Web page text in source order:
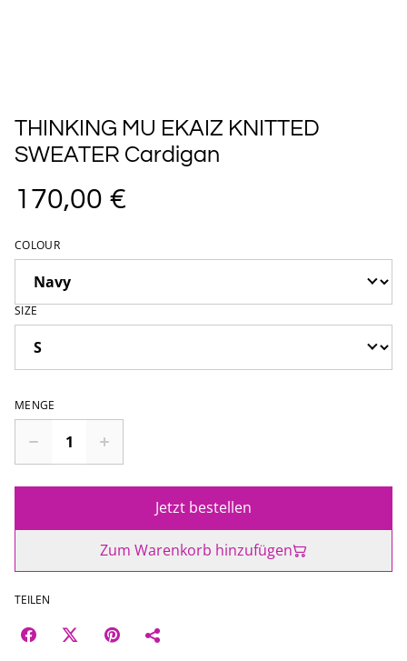
THINKING MU EKAIZ KNITTED
SWEATER Cardigan
170,00 €
COLOUR
SIZE
MENGE
Jetzt bestellen
Zum Warenkorb hinzufügen
TEILEN